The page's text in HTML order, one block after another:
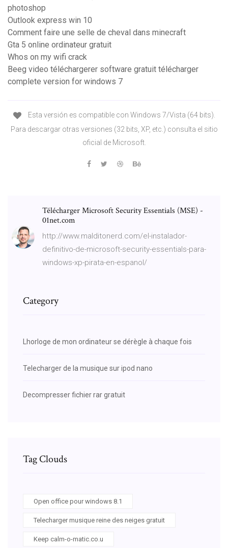
photoshop
Outlook express win 10
Comment faire une selle de cheval dans minecraft
Gta 5 online ordinateur gratuit
Whos on my wifi crack
Beeg video téléchargerer software gratuit télécharger
complete version for windows 7
Esta versión es compatible con Windows 7/Vista (64 bits).
Para descargar otras versiones (32 bits, XP, etc.) consulta el sitio
oficial de Microsoft.
Télécharger Microsoft Security Essentials (MSE) -
01net.com
http://www.malditonerd.com/el-instalador-
definitivo-de-microsoft-security-essentials-para-
windows-xp-pirata-en-espanol/
Category
Lhorloge de mon ordinateur se dérègle à chaque fois
Telecharger de la musique sur ipod nano
Decompresser fichier rar gratuit
Tag Clouds
Open office pour windows 8.1
Telecharger musique reine des neiges gratuit
Keep calm-o-matic.co.u